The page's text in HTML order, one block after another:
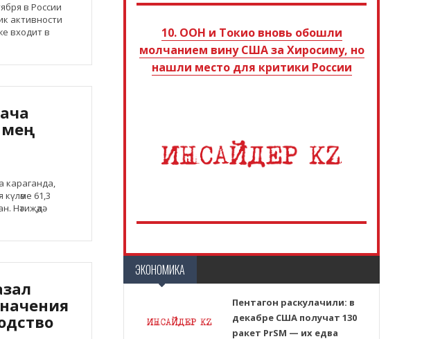
в России
активности
входит в
мең
караганда,
61,3
Нәтиҗәдә
10. ООН и Токио вновь обошли
молчанием вину США за Хиросиму, но
нашли место для критики России
ЭКОНОМИКА
Пентагон раскулачили: в
декабре США получат 130
ракет PrSM — их едва